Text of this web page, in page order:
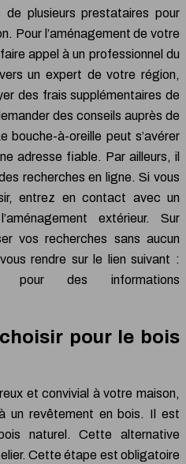
plusieurs prestataires pour
Pour l’aménagement de votre
appel à un professionnel du
un expert de votre région,
des frais supplémentaires de
des conseils auprès de
bouche-à-oreille peut s’avérer
adresse fiable. Par ailleurs, il
recherches en ligne. Si vous
entrez en contact avec un
extérieur. Sur
vos recherches sans aucun
rendre sur le lien suivant :
des informations
pour le bois
et convivial à votre maison,
un revêtement en bois. Il est
naturel. Cette alternative
Cette étape est obligatoire